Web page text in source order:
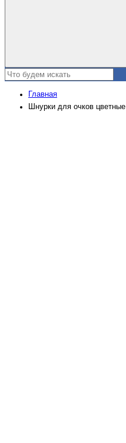
Главная
Шнурки для очков цветные